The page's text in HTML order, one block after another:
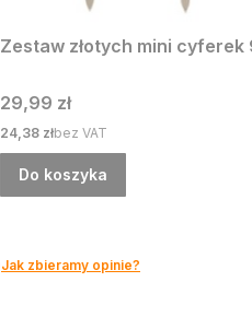
Zestaw złotych mini cyferek
Cena
29,99 zł
Cena
24,38 złbez VAT
Do koszyka
Jak zbieramy opinie?